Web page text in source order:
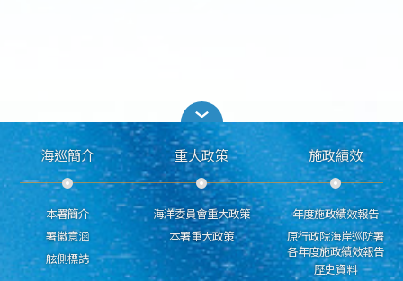
海巡簡介
本署簡介
署徽意涵
舷側標誌
重大政策
海洋委員會重大政策
本署重大政策
施政績效
年度施政績效報告
原行政院海岸巡防署
各年度施政績效報告
歷史資料